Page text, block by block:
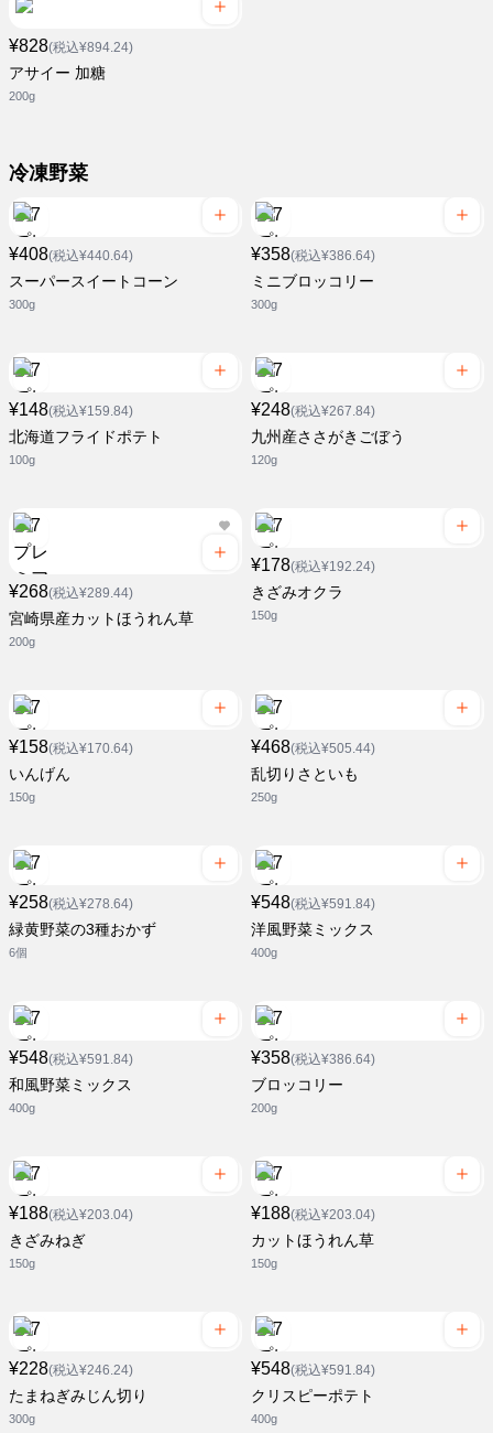
¥828(税込¥894.24)
アサイー 加糖
200g
冷凍野菜
¥408(税込¥440.64)
スーパースイートコーン
300g
¥358(税込¥386.64)
ミニブロッコリー
300g
¥148(税込¥159.84)
北海道フライドポテト
100g
¥248(税込¥267.84)
九州産ささがきごぼう
120g
¥268(税込¥289.44)
宮崎県産カットほうれん草
200g
¥178(税込¥192.24)
きざみオクラ
150g
¥158(税込¥170.64)
いんげん
150g
¥468(税込¥505.44)
乱切りさといも
250g
¥258(税込¥278.64)
緑黄野菜の3種おかず
6個
¥548(税込¥591.84)
洋風野菜ミックス
400g
¥548(税込¥591.84)
和風野菜ミックス
400g
¥358(税込¥386.64)
ブロッコリー
200g
¥188(税込¥203.04)
きざみねぎ
150g
¥188(税込¥203.04)
カットほうれん草
150g
¥228(税込¥246.24)
たまねぎみじん切り
300g
¥548(税込¥591.84)
クリスピーポテト
400g